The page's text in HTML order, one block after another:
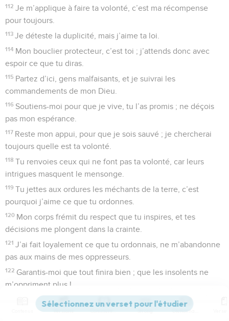
112 Je m’applique à faire ta volonté, c’est ma récompense
pour toujours.
113 Je déteste la duplicité, mais j’aime ta loi.
114 Mon bouclier protecteur, c’est toi ; j’attends donc avec
espoir ce que tu diras.
115 Partez d’ici, gens malfaisants, et je suivrai les
commandements de mon Dieu.
116 Soutiens-moi pour que je vive, tu l’as promis ; ne déçois
pas mon espérance.
117 Reste mon appui, pour que je sois sauvé ; je chercherai
toujours quelle est ta volonté.
118 Tu renvoies ceux qui ne font pas ta volonté, car leurs
intrigues masquent le mensonge.
119 Tu jettes aux ordures les méchants de la terre, c’est
pourquoi j’aime ce que tu ordonnes.
120 Mon corps frémit du respect que tu inspires, et tes
décisions me plongent dans la crainte.
121 J’ai fait loyalement ce que tu ordonnais, ne m’abandonne
pas aux mains de mes oppresseurs.
122 Garantis-moi que tout finira bien ; que les insolents ne
m’oppriment plus !
Mon regard se fatigue à chercher ton secours et le salut
que tu as promis.
Versions Commentaires Strong